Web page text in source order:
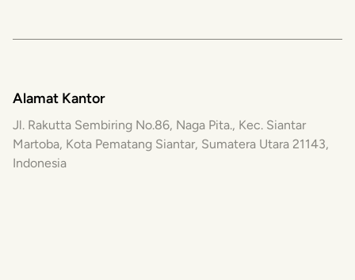
Alamat Kantor
Jl. Rakutta Sembiring No.86, Naga Pita., Kec. Siantar
Martoba, Kota Pematang Siantar, Sumatera Utara 21143,
Indonesia